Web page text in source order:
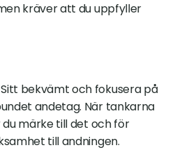
kräver att du uppfyller
Sitt bekvämt och fokusera på
andetag. När tankarna
märke till det och för
till andningen.